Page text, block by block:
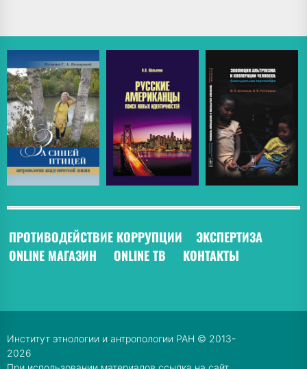
ПРОТИВОДЕЙСТВИЕ КОРРУПЦИИ ЭКСПЕРТИЗА
ONLINE МАГАЗИН
ONLINE ТВ КОНТАКТЫ
Институт этнологии и антропологии РАН © 2013-
2026